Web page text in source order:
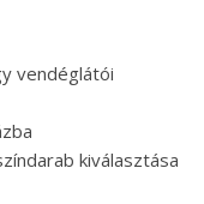
vendéglátói
kiválasztása